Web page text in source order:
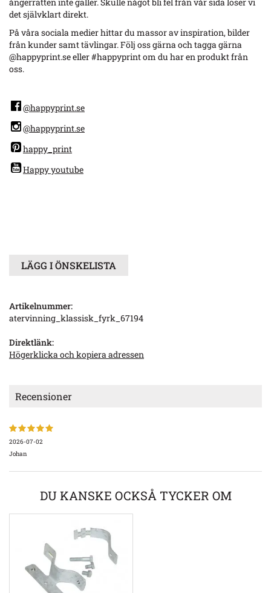
det självklart direkt.
På våra sociala medier hittar du massor av inspiration, bilder
från kunder samt tävlingar. Följ oss gärna och tagga gärna
@happyprint.se eller #happyprint om du har en produkt från
oss.
@happyprint.se
@happyprint.se
happy_print
Happy youtube
LÄGG I ÖNSKELISTA
Artikelnummer:
atervinning_klassisk_fyrk_67194
Direktlänk:
Högerklicka och kopiera adressen
Recensioner
2026-07-02
Johan
DU KANSKE OCKSÅ TYCKER OM